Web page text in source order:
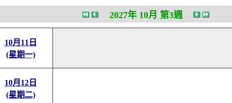
2027年 10月 第3週
10月11日
(星期一)
10月12日
(星期二)